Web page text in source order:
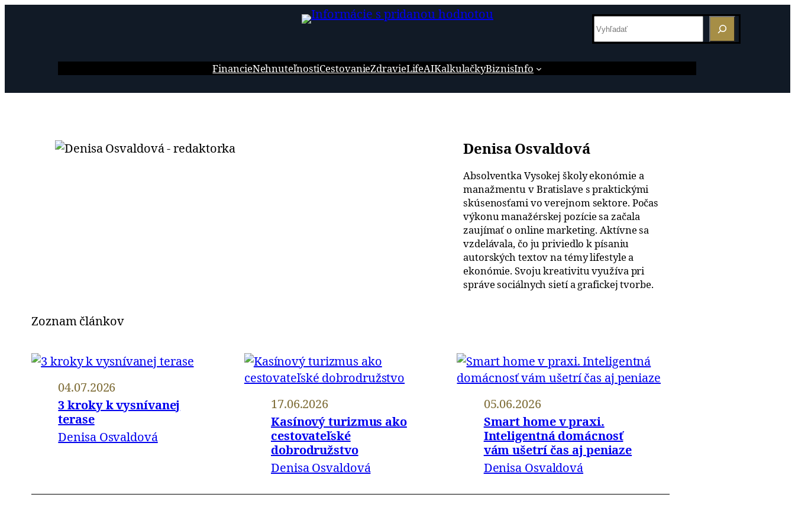
S
e
r
FinancieNehnuteľnostiCestovanieZdravieLifeAIKalkulačkyBiznisInfo
Denisa Osvaldová
Absolventka Vysokej školy ekonómie a
manažmentu v Bratislave s praktickými
skúsenosťami vo verejnom sektore. Počas
výkonu manažérskej pozície sa začala
zaujímať o online marketing. Aktívne sa
vzdelávala, čo ju priviedlo k písaniu
autorských textov na témy lifestyle a
ekonómie. Svoju kreativitu využíva pri
správe sociálnych sietí a grafickej tvorbe.
Zoznam článkov
04.07.2026
3 kroky k vysnívanej
terase
Denisa Osvaldová
17.06.2026
Kasínový turizmus ako
cestovateľské
dobrodružstvo
Denisa Osvaldová
05.06.2026
Smart home v praxi.
Inteligentná domácnosť
vám ušetrí čas aj peniaze
Denisa Osvaldová